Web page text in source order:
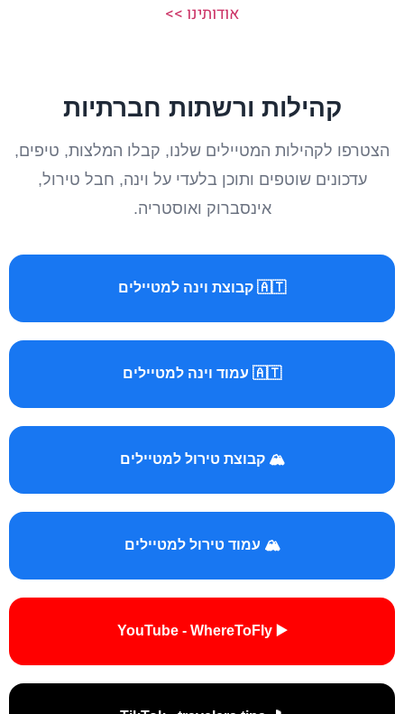
אודותינו >>
קהילות ורשתות חברתיות
הצטרפו לקהילות המטיילים שלנו, קבלו המלצות, טיפים,
עדכונים שוטפים ותוכן בלעדי על וינה, חבל טירול,
אינסברוק ואוסטריה.
🇦🇹 קבוצת וינה למטיילים
🇦🇹 עמוד וינה למטיילים
🏔️ קבוצת טירול למטיילים
🏔️ עמוד טירול למטיילים
▶️ YouTube - WhereToFly